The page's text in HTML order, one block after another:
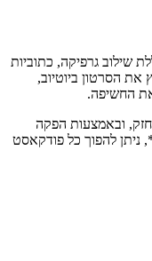
שילוב גרפיקה, כתוביות
את הסרטון ביוטיוב,
החשיפה.
חזק, ובאמצעות הפקה
להפוך כל פודקאסט